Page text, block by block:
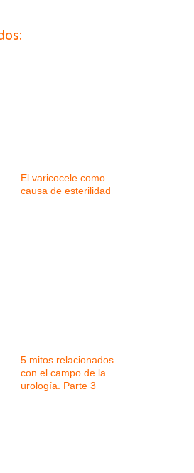
El varicocele como
causa de esterilidad
5 mitos relacionados
con el campo de la
urología. Parte 3